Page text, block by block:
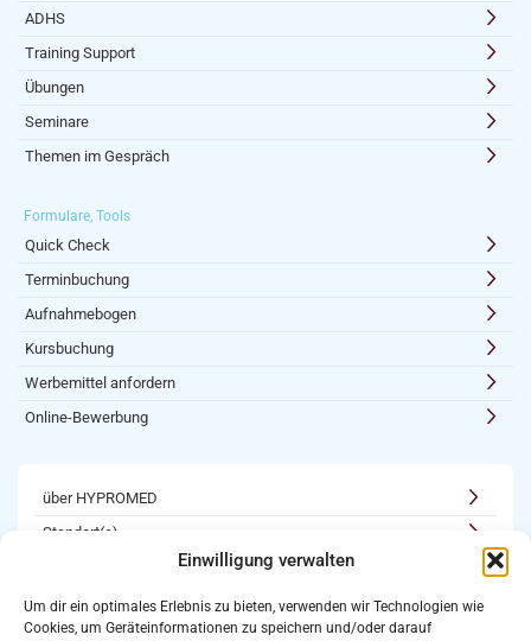
Einwilligung verwalten
Um dir ein optimales Erlebnis zu bieten, verwenden wir Technologien wie
Cookies, um Geräteinformationen zu speichern und/oder darauf
ADHS
Training Support
Übungen
Seminare
Themen im Gespräch
Formulare, Tools
Quick Check
Terminbuchung
Aufnahmebogen
Kursbuchung
Werbemittel anfordern
Online-Bewerbung
über HYPROMED
Standort(e)
Karriere
Newsletter